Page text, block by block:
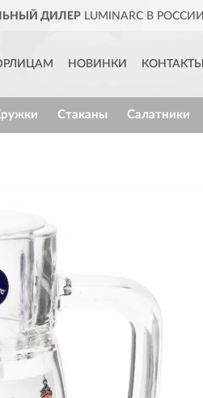
ДИЛЕРLUMINARC В РОССИИ
НОВИНКИ КОНТАКТЫ
Стаканы Салатники